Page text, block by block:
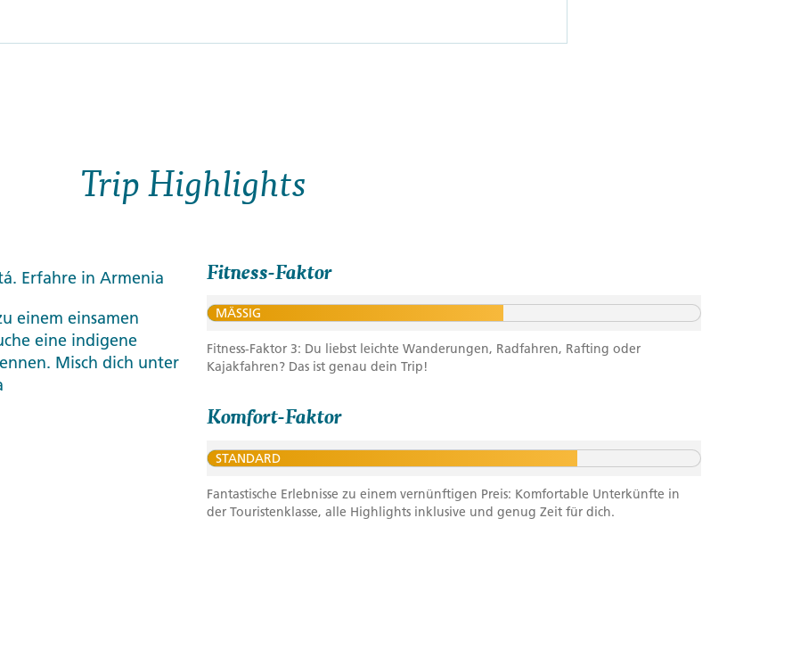
Trip Highlights
Erfahre in Armenia
einem einsamen
eine indigene
Misch dich unter
Fitness-Faktor
MÄSSIG
Fitness-Faktor 3: Du liebst leichte Wanderungen, Radfahren, Rafting oder
Kajakfahren? Das ist genau dein Trip!
Komfort-Faktor
STANDARD
Fantastische Erlebnisse zu einem vernünftigen Preis: Komfortable Unterkünfte in
der Touristenklasse, alle Highlights inklusive und genug Zeit für dich.